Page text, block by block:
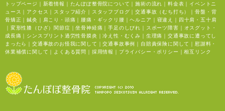
トップページ ｜ 新着情報 ｜ たんぽぽ整骨院について ｜施術の流れ ｜料金表 ｜ イベントニ
ュース ｜ アクセス ｜ スタッフ紹介 ｜ スタッフブログ ｜交通事故（むち打ち） ｜骨盤・背
骨矯正 ｜鍼灸 ｜ 肩こり・頭痛 ｜ 腰痛・ギックリ腰 ｜ヘルニア ｜ 寝違え ｜ 四十肩・五十肩
｜ 変形性膝（ひざ）関節症 ｜坐骨神経痛 ｜手足のしびれ ｜ スポーツ障害 ｜ オスグット・
成長痛 ｜ シンスプリント過労性骨膜炎 ｜冷え性・むくみ ｜ 生理痛 ｜交通事故に遭ってし
まったら ｜交通事故のお怪我に関して ｜交通事故事例 ｜ 自賠責保険に関して ｜慰謝料・
休業補償に関して ｜ よくある質問 ｜ 採用情報 ｜ プライバシー・ポリシー ｜相互リンク